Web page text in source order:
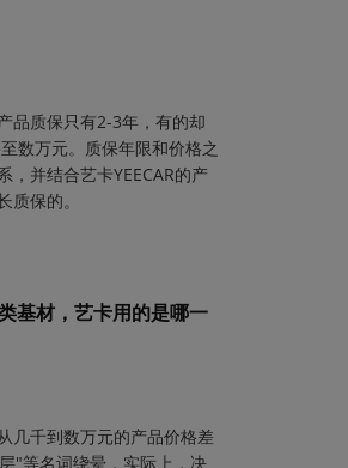
品质保只有2-3年，有的却
数万元。质保年限和价格之
，并结合艺卡YEECAR的产
保的。
基材，艺卡用的是哪一
几千到数万元的产品价格差
"等名词绕晕，实际上，决